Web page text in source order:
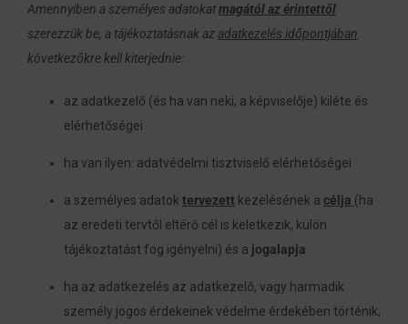
Amennyiben a személyes adatokatmagától az érintettől
szerezzük be, a tájékoztatásnak azadatkezelés időpontjában
következőkre kell kiterjednie:
az adatkezelő (és ha van neki, a képviselője) kiléte és
elérhetőségei
ha van ilyen: adatvédelmi tisztviselő elérhetőségei
a személyes adatok tervezett kezelésének a célja (ha
az eredeti tervtől eltérő cél is keletkezik, külön
tájékoztatást fog igényelni) és a jogalapja
ha az adatkezelés az adatkezelő, vagy harmadik
személy jogos érdekeinek védelme érdekében történik,